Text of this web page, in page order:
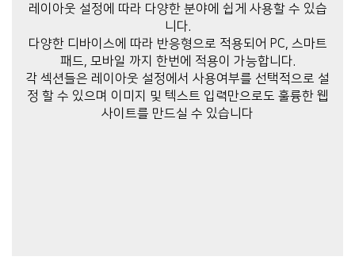
레이아웃 설정에 따라 다양한 분야에 쉽게 사용할 수 있습
니다.
다양한 디바이스에 따라 반응형으로 적용되어 PC, 스마트
패드, 모바일 까지 한번에 적용이 가능합니다.
각 섹션들은 레이아웃 설정에서 사용여부를 선택적으로 설
정 할 수 있으며 이미지 및 텍스트 입력만으로도 훌륭한 웹
사이트를 만드실 수 있습니다